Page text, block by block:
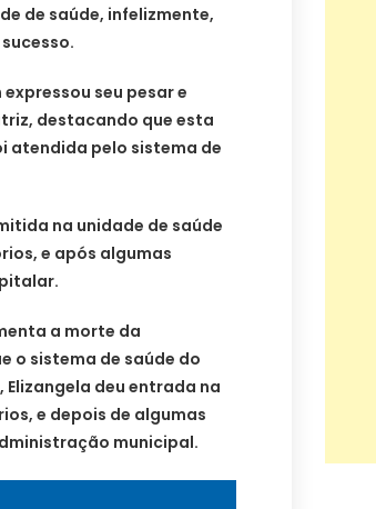
de saúde, infelizmente,
seu pesar e
destacando que esta
atendida pelo sistema de
na unidade de saúde
e após algumas
a morte da
o sistema de saúde do
deu entrada na
e depois de algumas
municipal.